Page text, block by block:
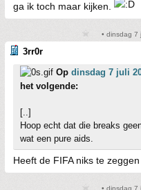
ga ik toch maar kijken.
• dinsdag 7
3rr0r
Op dinsdag 7 juli
het volgende:
[..]
Hoop echt dat die breaks
wat een pure aids.
Heeft de FIFA niks te
• dinsdag 7